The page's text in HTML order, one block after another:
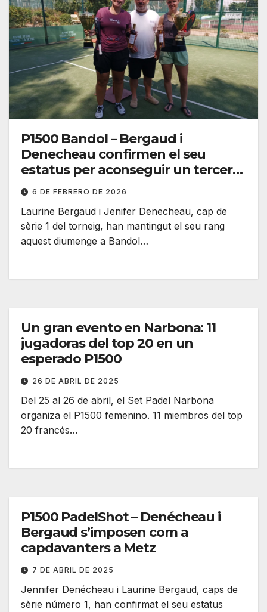
P1500 Bandol – Bergaud i
Denecheau confirmen el seu
estatus per aconseguir un tercer
P1500 aquesta temporada
6 DE FEBRERO DE 2026
Laurine Bergaud i Jenifer Denecheau, cap de
sèrie 1 del torneig, han mantingut el seu rang
aquest diumenge a Bandol…
Un gran evento en Narbona: 11
jugadoras del top 20 en un
esperado P1500
26 DE ABRIL DE 2025
Del 25 al 26 de abril, el Set Padel Narbona
organiza el P1500 femenino. 11 miembros del top
20 francés…
P1500 PadelShot – Denécheau i
Bergaud s’imposen com a
capdavanters a Metz
7 DE ABRIL DE 2025
Jennifer Denécheau i Laurine Bergaud, caps de
sèrie número 1, han confirmat el seu estatus